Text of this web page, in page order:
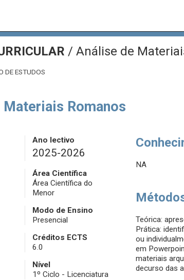
/ Análise de
DE ESTUDOS
Romanos
Ano lectivo
2025-2026
Área Científica
Área Científica do
Menor
Modo de Ensino
Presencial
Créditos ECTS
6.0
Nível
1º Ciclo - Licenciatura
NA
Teórica:
Prática:
ou
em
materiais
decurso das